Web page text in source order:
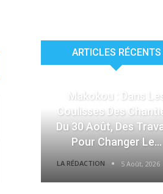
ARTICLES RÉCENTS
ACTUALITÉS
Makokou : Dans
Coulisses Des
Du 30 Août, Des
Pour Changer Le…
LA RÉDACTION 5 Août, 2026